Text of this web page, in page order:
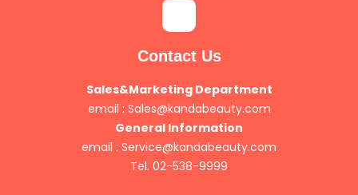
Contact Us
Sales&Marketing Department
email : Sales@kandabeauty.com
General Information
email : Service@kandabeauty.com
Tel. 02-538-9999